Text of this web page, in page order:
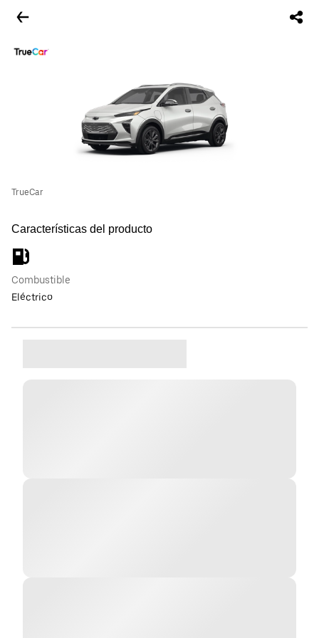
TrueCar
Características del producto
Combustible
Eléctrico